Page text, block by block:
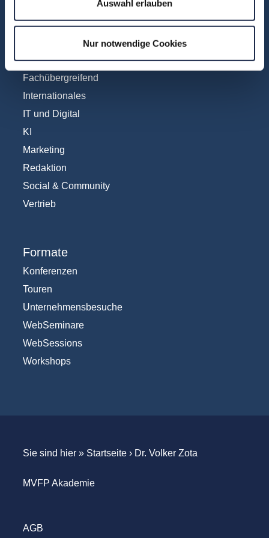
Auswahl erlauben
Nur notwendige Cookies
Fachbereiche
Abo & Subscription
Anzeigen
Fachübergreifend
Internationales
IT und Digital
KI
Marketing
Redaktion
Social & Community
Vertrieb
Formate
Konferenzen
Touren
Unternehmensbesuche
WebSeminare
WebSessions
Workshops
Sie sind hier » Startseite› Dr. Volker Zota
MVFP Akademie
AGB